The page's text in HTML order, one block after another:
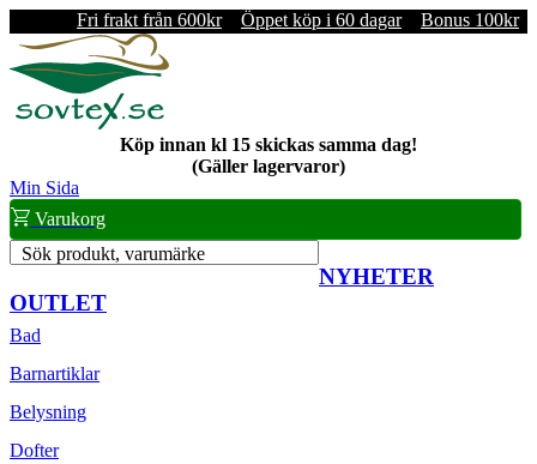
Fri frakt från 600kr Öppet köp i 60 dagar Bonus 100kr
Köp innan kl 15 skickas samma dag!
(Gäller lagervaror)
Min Sida
Varukorg
Sök produkt, varumärke
NYHETER
OUTLET
Bad
Barnartiklar
Belysning
Dofter